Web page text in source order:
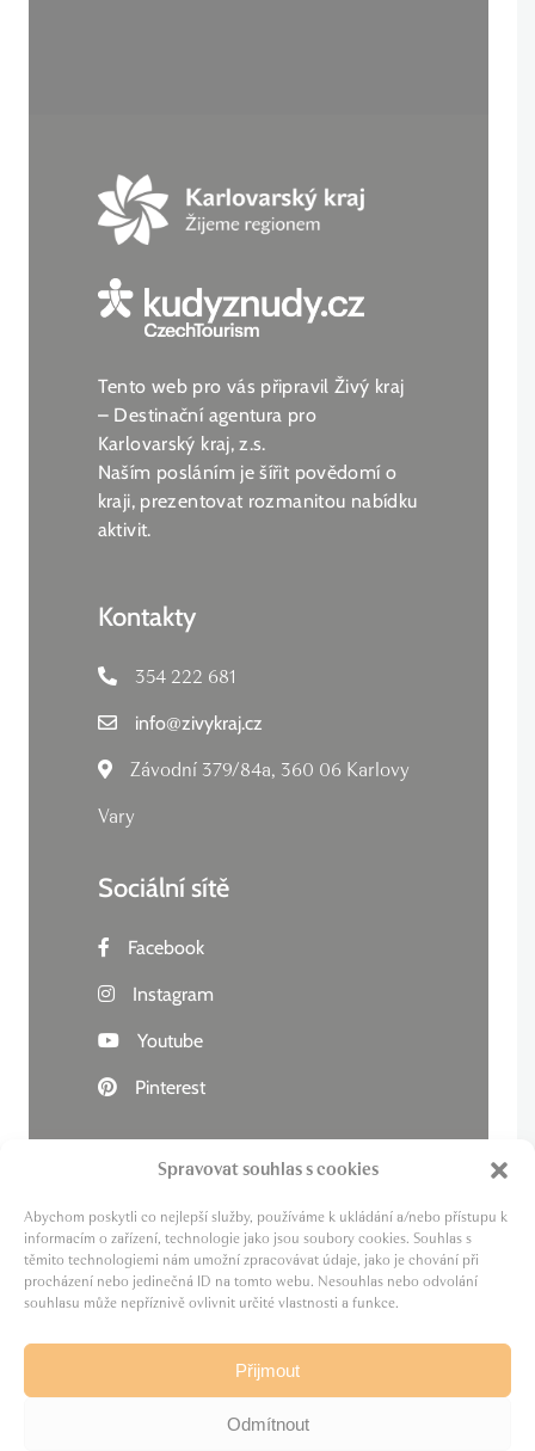
Spravovat souhlas s cookies
Abychom poskytli co nejlepší služby, používáme k ukládání a/nebo přístupu k
informacím o zařízení, technologie jako jsou soubory cookies. Souhlas s
těmito technologiemi nám umožní zpracovávat údaje, jako je chování při
procházení nebo jedinečná ID na tomto webu. Nesouhlas nebo odvolání
souhlasu může nepříznivě ovlivnit určité vlastnosti a funkce.
Přijmout
Odmítnout
Tento web pro vás připravil Živý kraj
– Destinační agentura pro
Karlovarský kraj, z.s.
Naším posláním je šířit povědomí o
kraji, prezentovat rozmanitou nabídku
aktivit.
Kontakty
354 222 681
info@zivykraj.cz
Závodní 379/84a, 360 06 Karlovy
Vary
Sociální sítě
Facebook
Instagram
Youtube
Pinterest
Živý kraj
Lázně zdraví
Cesta za pivem
MICE
Film Karlovy Vary